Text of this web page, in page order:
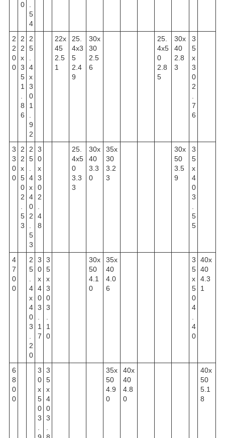
0
5
4
2
2
0
0
2
2
x
3
5
1
8
6
2
5
4
x
3
0
1
9
2
22x
45
2.5
1
25.
4x3
5
2.4
9
30x
30
2.5
6
25.
4x5
0
2.8
5
30x
40
2.8
3
3
5
x
3
0
2
7
6
3
3
0
0
2
2
x
5
0
2
5
3
2
5
4
x
4
0
2
5
3
3
0
x
3
0
2
4
8
25.
4x5
0
3.3
3
30x
40
3.3
0
35x
30
3.2
3
30x
50
3.5
9
3
5
x
4
0
3
5
5
4
7
0
0
2
5
4
x
4
0
3
2
0
3
0
x
4
0
3
1
7
3
5
x
3
0
3
1
0
30x
50
4.1
0
35x
40
4.0
6
3
5
x
5
0
4
4
0
40x
40
4.3
1
6
8
0
0
3
0
x
5
0
3
3
5
x
4
0
3
35x
50
4.9
0
40x
40
4.8
0
40x
50
5.1
8